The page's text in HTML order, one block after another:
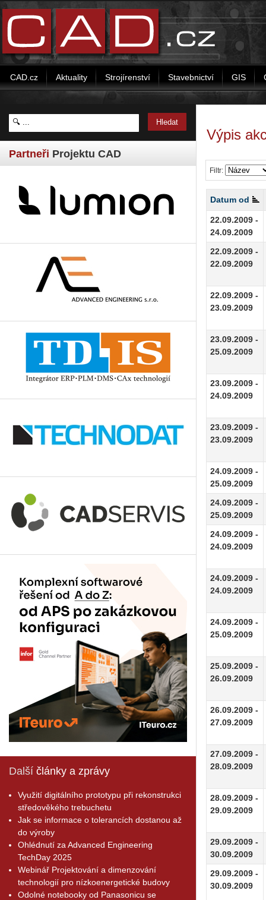
CAD.cz Aktuality Strojírenství Stavebnictví GIS
Partneři Projektu CAD
Další články a zprávy
Využití digitálního prototypu při rekonstrukci
středověkého trebuchetu
Jak se informace o tolerancích dostanou až
do výroby
Ohlédnutí za Advanced Engineering
TechDay 2025
Webinář Projektování a dimenzování
technologií pro nízkoenergetické budovy
Odolné notebooky od Panasonicu se
Výpis
Filtr:
Datum od
22.09.2009 -
24.09.2009
22.09.2009 -
22.09.2009
22.09.2009 -
23.09.2009
23.09.2009 -
25.09.2009
23.09.2009 -
24.09.2009
23.09.2009 -
23.09.2009
24.09.2009 -
25.09.2009
24.09.2009 -
25.09.2009
24.09.2009 -
24.09.2009
24.09.2009 -
24.09.2009
24.09.2009 -
25.09.2009
25.09.2009 -
26.09.2009
26.09.2009 -
27.09.2009
27.09.2009 -
28.09.2009
28.09.2009 -
29.09.2009
29.09.2009 -
30.09.2009
29.09.2009 -
30.09.2009